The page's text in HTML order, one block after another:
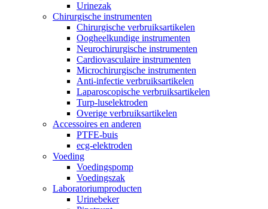
Urinezak
Chirurgische instrumenten
Chirurgische verbruiksartikelen
Oogheelkundige instrumenten
Neurochirurgische instrumenten
Cardiovasculaire instrumenten
Microchirurgische instrumenten
Anti-infectie verbruiksartikelen
Laparoscopische verbruiksartikelen
Turp-luselektroden
Overige verbruiksartikelen
Accessoires en anderen
PTFE-buis
ecg-elektroden
Voeding
Voedingspomp
Voedingszak
Laboratoriumproducten
Urinebeker